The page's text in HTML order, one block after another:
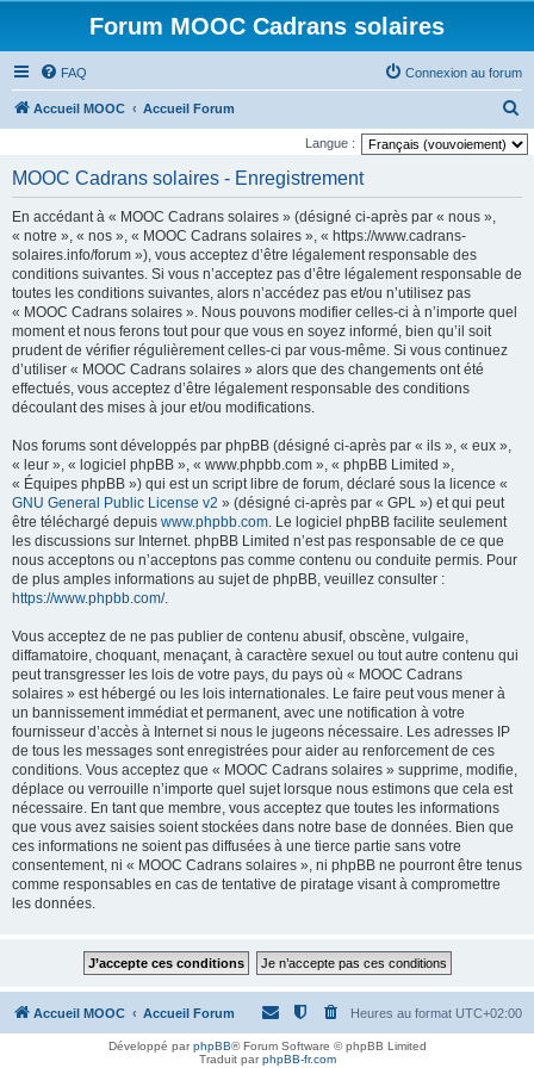
Forum MOOC Cadrans solaires
FAQ Connexion au forum
Accueil MOOC Accueil Forum
e
Langue :
MOOC Cadrans solaires - Enregistrement
En accédant à « MOOC Cadrans solaires » (désigné ci-après par « nous »,
« notre », « nos », « MOOC Cadrans solaires », « https://www.cadrans-
solaires.info/forum »), vous acceptez d’être légalement responsable des
conditions suivantes. Si vous n’acceptez pas d’être légalement responsable de
toutes les conditions suivantes, alors n’accédez pas et/ou n’utilisez pas
« MOOC Cadrans solaires ». Nous pouvons modifier celles-ci à n’importe quel
moment et nous ferons tout pour que vous en soyez informé, bien qu’il soit
prudent de vérifier régulièrement celles-ci par vous-même. Si vous continuez
d’utiliser « MOOC Cadrans solaires » alors que des changements ont été
effectués, vous acceptez d’être légalement responsable des conditions
découlant des mises à jour et/ou modifications.
Nos forums sont développés par phpBB (désigné ci-après par « ils », « eux »,
« leur », « logiciel phpBB », « www.phpbb.com », « phpBB Limited »,
« Équipes phpBB ») qui est un script libre de forum, déclaré sous la licence «
GNU General Public License v2 » (désigné ci-après par « GPL ») et qui peut
être téléchargé depuis www.phpbb.com. Le logiciel phpBB facilite seulement
les discussions sur Internet. phpBB Limited n’est pas responsable de ce que
nous acceptons ou n’acceptons pas comme contenu ou conduite permis. Pour
de plus amples informations au sujet de phpBB, veuillez consulter :
https://www.phpbb.com/.
Vous acceptez de ne pas publier de contenu abusif, obscène, vulgaire,
diffamatoire, choquant, menaçant, à caractère sexuel ou tout autre contenu qui
peut transgresser les lois de votre pays, du pays où « MOOC Cadrans
solaires » est hébergé ou les lois internationales. Le faire peut vous mener à
un bannissement immédiat et permanent, avec une notification à votre
fournisseur d’accès à Internet si nous le jugeons nécessaire. Les adresses IP
de tous les messages sont enregistrées pour aider au renforcement de ces
conditions. Vous acceptez que « MOOC Cadrans solaires » supprime, modifie,
déplace ou verrouille n’importe quel sujet lorsque nous estimons que cela est
nécessaire. En tant que membre, vous acceptez que toutes les informations
que vous avez saisies soient stockées dans notre base de données. Bien que
ces informations ne soient pas diffusées à une tierce partie sans votre
consentement, ni « MOOC Cadrans solaires », ni phpBB ne pourront être tenus
comme responsables en cas de tentative de piratage visant à compromettre
les données.
Accueil MOOC Accueil Forum Heures au format UTC+02:00
Développé parphpBB® Forum Software © phpBB Limited
Traduit parphpBB-fr.com